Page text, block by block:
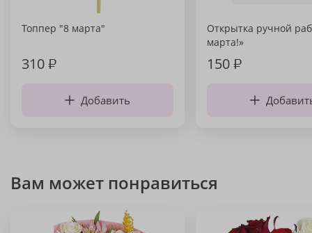
Топпер "8 марта"
310₽
Добавить
Открытка ручной
марта!»
150₽
Вам может понравиться